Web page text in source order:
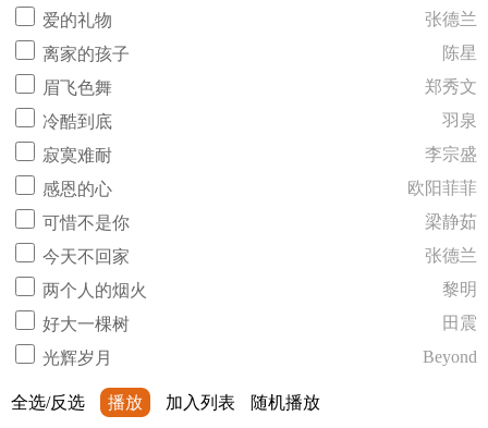
爱的礼物
张德兰
离家的孩子
陈星
眉飞色舞
郑秀文
冷酷到底
羽泉
寂寞难耐
李宗盛
感恩的心
欧阳菲菲
可惜不是你
梁静茹
今天不回家
张德兰
两个人的烟火
黎明
好大一棵树
田震
光辉岁月
Beyond
全选/反选 播放 加入列表 随机播放